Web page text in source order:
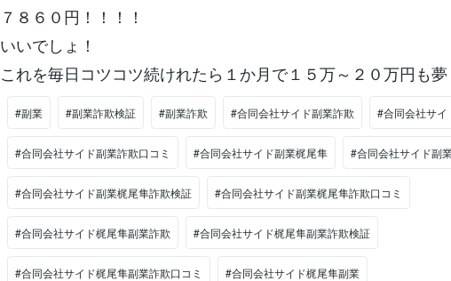
７８６０円！！！！
いいでしょ！
これを毎日コツコツ続けれたら１か月で１５万～２０万円も
#副業 #副業詐欺検証 #副業詐欺 #合同会社サイド副業詐欺 #合同会社サ
#合同会社サイド副業詐欺口コミ #合同会社サイド副業梶尾隼 #合同会社サイド副
#合同会社サイド副業梶尾隼詐欺検証 #合同会社サイド副業梶尾隼詐欺口コミ
#合同会社サイド梶尾隼副業詐欺 #合同会社サイド梶尾隼副業詐欺検証
#合同会社サイド梶尾隼副業詐欺口コミ #合同会社サイド梶尾隼副業